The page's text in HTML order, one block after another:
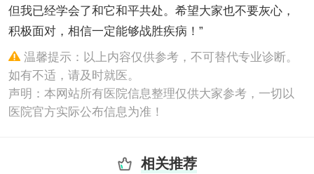
但我已经学会了和它和平共处。希望大家也不要灰心，
积极面对，相信一定能够战胜疾病！”
温馨提示：以上内容仅供参考，不可替代专业诊断。
如有不适，请及时就医。
声明：本网站所有医院信息整理仅供大家参考，一切以
医院官方实际公布信息为准！
相关推荐